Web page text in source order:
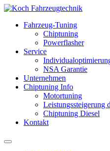
Fahrzeug-Tuning
Chiptuning
Powerflasher
Service
NSA Garantie
Unternehmen
Chiptuning Info
Motortuning
Leistungssteigerung
Chiptuning Diesel
Kontakt